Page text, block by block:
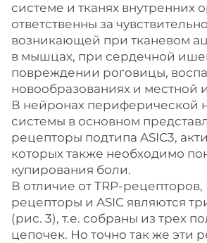
системе и тканях внутренних
ответственны за
возникающей при тканевом
в мышцах, при сердечной
повреждении роговицы,
новообразованиях и местной
В нейронах периферической
системы в основном
рецепторы подтипа ASIC3,
которых также необходимо
купирования боли.
В отличие от TRP-рецепторов,
рецепторы и ASIC являются
(рис. 3), т.е. собраны из трех
цепочек. Но точно так же эти